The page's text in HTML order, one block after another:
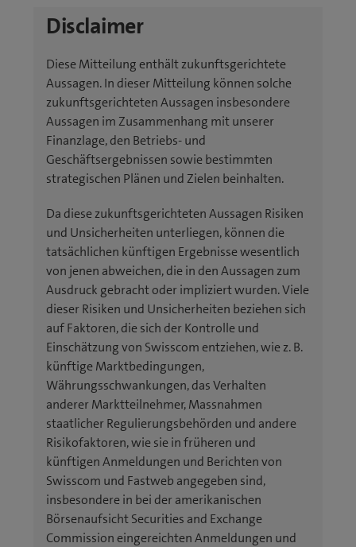
t
e
i
n
e
u
s
F
e
n
s
t
e
r
f
n
e
t
e
i
n
n
u
e
s
F
e
n
s
t
e
r
)
Disclaimer
Diese Mitteilung enthält zukunftsgerichtete
Aussagen. In dieser Mitteilung können solche
zukunftsgerichteten Aussagen insbesondere
Aussagen im Zusammenhang mit unserer
Finanzlage, den Betriebs- und
Geschäftsergebnissen sowie bestimmten
strategischen Plänen und Zielen beinhalten.
Da diese zukunftsgerichteten Aussagen Risiken
und Unsicherheiten unterliegen, können die
tatsächlichen künftigen Ergebnisse wesentlich
von jenen abweichen, die in den Aussagen zum
Ausdruck gebracht oder impliziert wurden. Viele
dieser Risiken und Unsicherheiten beziehen sich
auf Faktoren, die sich der Kontrolle und
Einschätzung von Swisscom entziehen, wie z. B.
künftige Marktbedingungen,
Währungsschwankungen, das Verhalten
anderer Marktteilnehmer, Massnahmen
staatlicher Regulierungsbehörden und andere
Risikofaktoren, wie sie in früheren und
künftigen Anmeldungen und Berichten von
Swisscom und Fastweb angegeben sind,
insbesondere in bei der amerikanischen
Börsenaufsicht Securities and Exchange
Commission eingereichten Anmeldungen und